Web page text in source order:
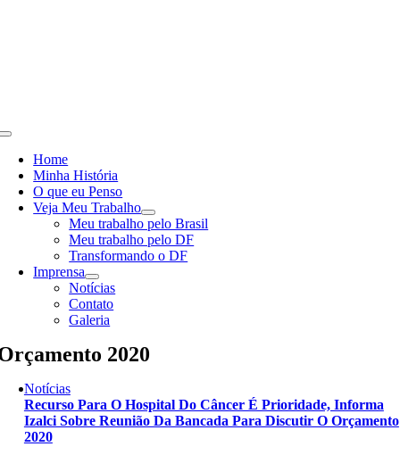
Toggle
NavigationHome
Minha História
O que eu Penso
Veja Meu Trabalho
Meu trabalho pelo Brasil
Meu trabalho pelo DF
Transformando o DF
Imprensa
Notícias
Contato
Galeria
2020
Notícias
Recurso Para O Hospital Do Câncer É Prioridade, Informa
Izalci Sobre Reunião Da Bancada Para Discutir O Orçamento
2020